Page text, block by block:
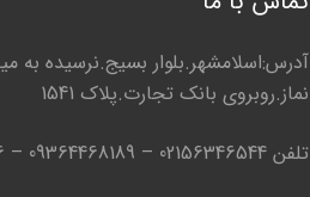
آدرس:اسلامشهر.بلوار بسیج.نرسیده به
نماز.روبروی بانک تجارت.پلاک 1541
تلفن 02156346544 – 09364468189 – 09125236176